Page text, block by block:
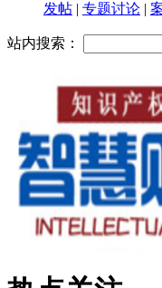
发帖 | 专题讨论 |
站内搜索：